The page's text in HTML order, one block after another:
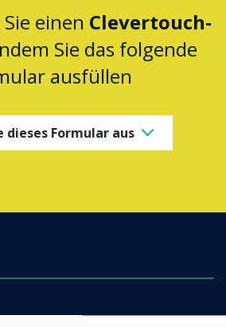
einen Clevertouch-
Sie das folgende
ausfüllen
dieses Formular aus